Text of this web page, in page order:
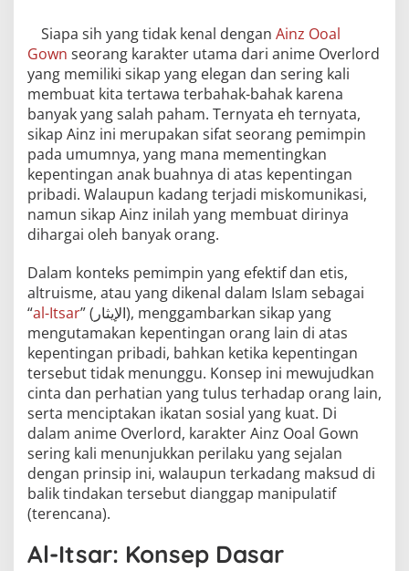
Siapa sih yang tidak kenal dengan Ainz Ooal
Gown seorang karakter utama dari anime Overlord
yang memiliki sikap yang elegan dan sering kali
membuat kita tertawa terbahak-bahak karena
banyak yang salah paham. Ternyata eh ternyata,
sikap Ainz ini merupakan sifat seorang pemimpin
pada umumnya, yang mana mementingkan
kepentingan anak buahnya di atas kepentingan
pribadi. Walaupun kadang terjadi miskomunikasi,
namun sikap Ainz inilah yang membuat dirinya
dihargai oleh banyak orang.
Dalam konteks pemimpin yang efektif dan etis,
altruisme, atau yang dikenal dalam Islam sebagai
“al-Itsar” (الإيثار), menggambarkan sikap yang
mengutamakan kepentingan orang lain di atas
kepentingan pribadi, bahkan ketika kepentingan
tersebut tidak menunggu. Konsep ini mewujudkan
cinta dan perhatian yang tulus terhadap orang lain,
serta menciptakan ikatan sosial yang kuat. Di
dalam anime Overlord, karakter Ainz Ooal Gown
sering kali menunjukkan perilaku yang sejalan
dengan prinsip ini, walaupun terkadang maksud di
balik tindakan tersebut dianggap manipulatif
(terencana).
Al-Itsar: Konsep Dasar